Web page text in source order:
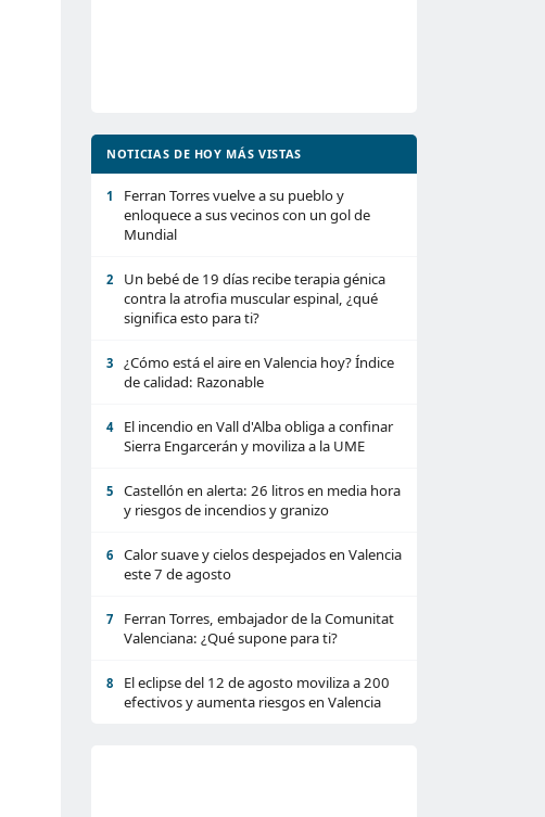
NOTICIAS DE HOY MÁS VISTAS
1
Ferran Torres vuelve a su pueblo y
enloquece a sus vecinos con un gol de
Mundial
2
Un bebé de 19 días recibe terapia génica
contra la atrofia muscular espinal, ¿qué
significa esto para ti?
3
¿Cómo está el aire en Valencia hoy? Índice
de calidad: Razonable
4
El incendio en Vall d'Alba obliga a confinar
Sierra Engarcerán y moviliza a la UME
5
Castellón en alerta: 26 litros en media hora
y riesgos de incendios y granizo
6
Calor suave y cielos despejados en Valencia
este 7 de agosto
7
Ferran Torres, embajador de la Comunitat
Valenciana: ¿Qué supone para ti?
8
El eclipse del 12 de agosto moviliza a 200
efectivos y aumenta riesgos en Valencia